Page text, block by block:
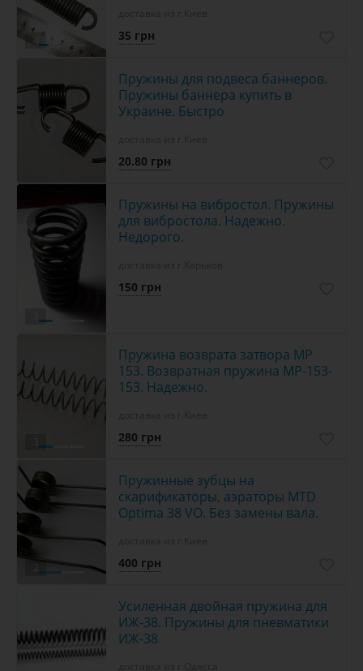
4 35 грн
Пружины для подвеса баннеров.
Пружины баннера купить в
Украине. Быстро
20.80 грн
Пружины на вибростол. Пружины
для вибростола. Надежно.
Недорого.
150 грн
Пружина возврата затвора МР
153. Возвратная пружина МР-153-
153. Надежно.
280 грн
2
Пружинные зубцы на
скарификаторы, аэраторы MTD
Optima 38 VO. Без замены вала.
400 грн
Усиленная двойная пружина для
ИЖ-38. Пружины для пневматики
ИЖ-38